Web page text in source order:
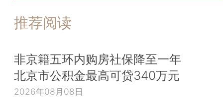
推荐阅读
非京籍五环内购房社保降至一年
北京市公积金最高可贷340万元
2026年08月08日